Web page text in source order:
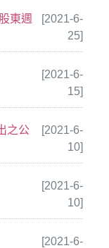
東週
[2021-6-
25]
[2021-6-
15]
之公
[2021-6-
10]
[2021-6-
10]
[2021-6-